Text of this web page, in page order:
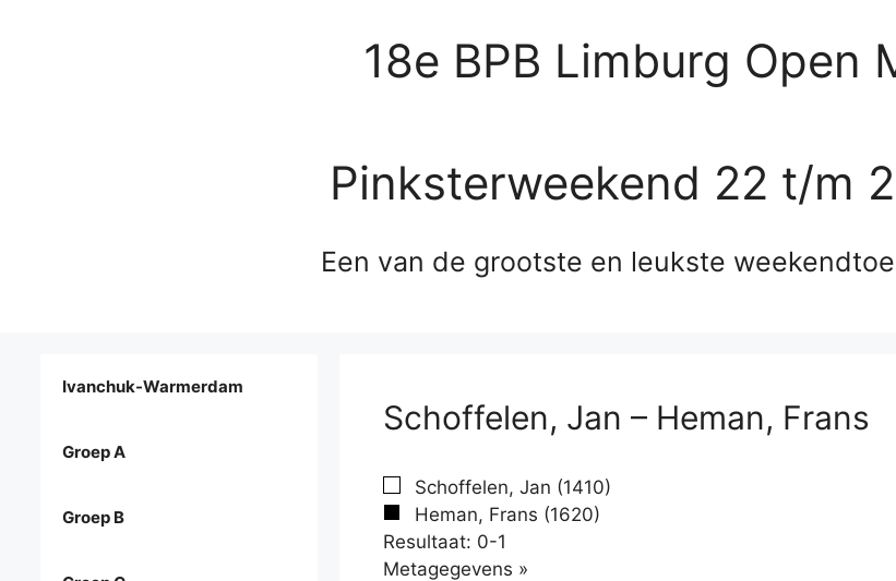
18e BPB Limburg Open
Pinksterweekend 22 t/m
Een van de grootste en leukste
Schoffelen, Jan – Heman, Frans
Schoffelen, Jan (1410)
Heman, Frans (1620)
Resultaat: 0-1
Metagegevens »
Ivanchuk-Warmerdam
Groep A
Groep B